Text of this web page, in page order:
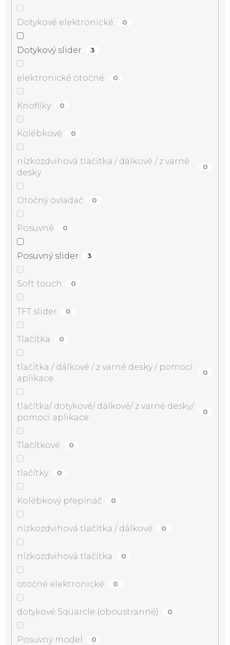
Dotykové elektronické 0
Dotykový slider 3
elektronické otočné 0
Knoflíky 0
Kolébkové 0
nízkozdvihová tlačítka / dálkové / z varné
desky
0
Otočný ovladač 0
Posuvné 0
Posuvný slider 3
Soft touch 0
TFT slider 0
Tlačítka 0
tlačítka / dálkové / z varné desky / pomocí
aplikace
0
tlačítka/ dotykové/ dálkové/ z varné desky/
pomocí aplikace
0
Tlačítkové 0
tlačítky 0
Kolébkový přepínač 0
nízkozdvihová tlačítka / dálkové 0
nízkozdvihová tlačítka 0
otočné elektronické 0
dotykové Squarcle (oboustranné) 0
Posuvný model 0